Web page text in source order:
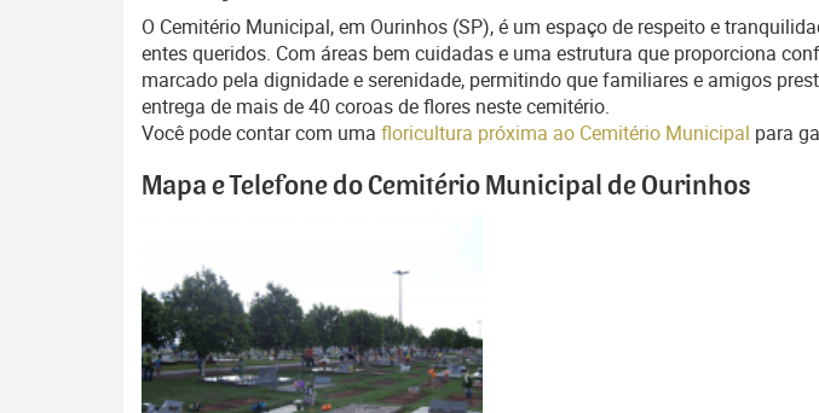
O Cemitério Municipal, em Ourinhos (SP), é um espaço de respeito e
entes queridos. Com áreas bem cuidadas e uma estrutura que proporciona
marcado pela dignidade e serenidade, permitindo que familiares e amigos
entrega de mais de 40 coroas de flores neste cemitério.
Você pode contar com uma floricultura próxima ao Cemitério Municipal para
Mapa e Telefone do Cemitério Municipal de Ourinhos